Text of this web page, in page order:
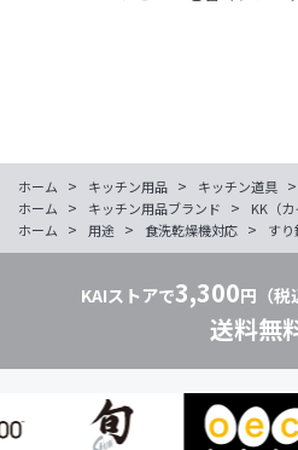
ホーム > キッチン用品 > キッチン道具 >
ホーム
> キッチン用品ブランド > KK（カ
ホーム
> 用途 > 食洗乾燥機対応 > す
KAIストアで3,300円（税
送料無